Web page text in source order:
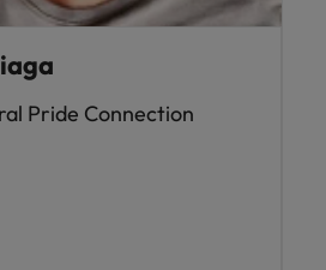
Pride Connection